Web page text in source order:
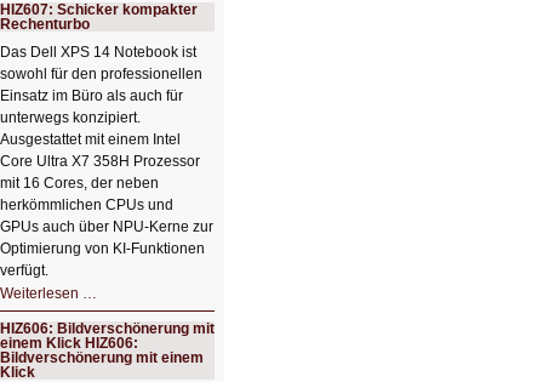
HIZ607: Schicker kompakter
Rechenturbo
Das Dell XPS 14 Notebook ist
sowohl für den professionellen
Einsatz im Büro als auch für
unterwegs konzipiert.
Ausgestattet mit einem Intel
Core Ultra X7 358H Prozessor
mit 16 Cores, der neben
herkömmlichen CPUs und
GPUs auch über NPU-Kerne zur
Optimierung von KI-Funktionen
verfügt.
Weiterlesen …
Schicker
kompakter
Rechenturbo
HIZ606: Bildverschönerung mit
einem Klick HIZ606:
Bildverschönerung mit einem
Klick